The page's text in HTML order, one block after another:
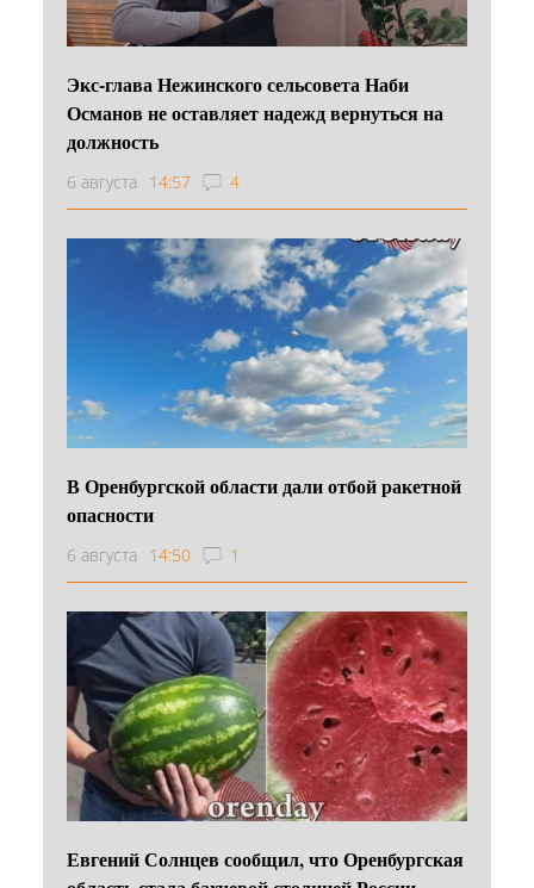
Экс-глава Нежинского сельсовета Наби
Османов не оставляет надежд вернуться на
должность
6 августа 14:57 4
В Оренбургской области дали отбой ракетной
опасности
6 августа 14:50 1
Евгений Солнцев сообщил, что Оренбургская